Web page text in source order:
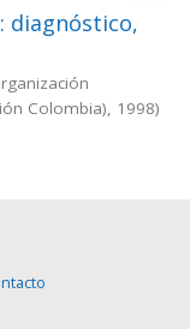
diagnóstico,
Colombia), 1998)